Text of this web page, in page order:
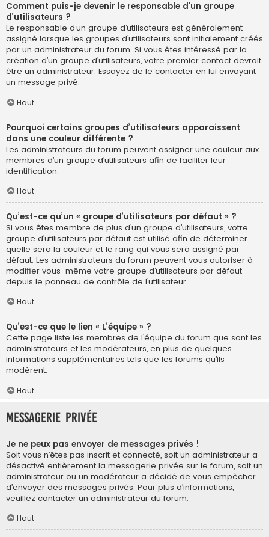
Comment puis-je devenir le responsable d’un groupe
d’utilisateurs ?
Le responsable d’un groupe d’utilisateurs est généralement
assigné lorsque les groupes d’utilisateurs sont initialement créés
par un administrateur du forum. Si vous êtes intéressé par la
création d’un groupe d’utilisateurs, votre premier contact devrait
être un administrateur. Essayez de le contacter en lui envoyant
un message privé.
Haut
Pourquoi certains groupes d’utilisateurs apparaissent
dans une couleur différente ?
Les administrateurs du forum peuvent assigner une couleur aux
membres d’un groupe d’utilisateurs afin de faciliter leur
identification.
Haut
Qu’est-ce qu’un « groupe d’utilisateurs par défaut » ?
Si vous êtes membre de plus d’un groupe d’utilisateurs, votre
groupe d’utilisateurs par défaut est utilisé afin de déterminer
quelle sera la couleur et le rang qui vous sera assigné par
défaut. Les administrateurs du forum peuvent vous autoriser à
modifier vous-même votre groupe d’utilisateurs par défaut
depuis le panneau de contrôle de l’utilisateur.
Haut
Qu’est-ce que le lien « L’équipe » ?
Cette page liste les membres de l’équipe du forum que sont les
administrateurs et les modérateurs, en plus de quelques
informations supplémentaires tels que les forums qu’ils
modèrent.
Haut
Messagerie privée
Je ne peux pas envoyer de messages privés !
Soit vous n’êtes pas inscrit et connecté, soit un administrateur a
désactivé entièrement la messagerie privée sur le forum, soit un
administrateur ou un modérateur a décidé de vous empêcher
d’envoyer des messages privés. Pour plus d’informations,
veuillez contacter un administrateur du forum.
Haut